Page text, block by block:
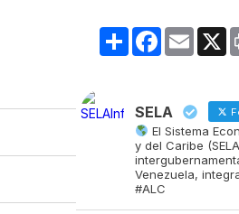
CompartirFacebook
Email X
SELA
El Sistema
y del Caribe
Venezuela,
#ALC